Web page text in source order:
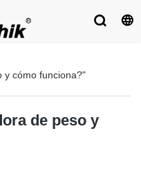
y cómo funciona?"
de peso y